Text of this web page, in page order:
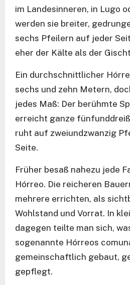
im Landesinneren, in Lugo
werden sie breiter,
sechs Pfeilern auf jeder
eher der Kälte als der
Ein durchschnittlicher
sechs und zehn Metern,
jedes Maß: Der berühmte
erreicht ganze
ruht auf zweiundzwanzig
Seite.
Früher besaß nahezu jede
Hórreo. Die reicheren
mehrere errichten, als
Wohlstand und Vorrat. In
dagegen teilte man sich,
sogenannte Hórreos
gemeinschaftlich gebaut,
gepflegt.